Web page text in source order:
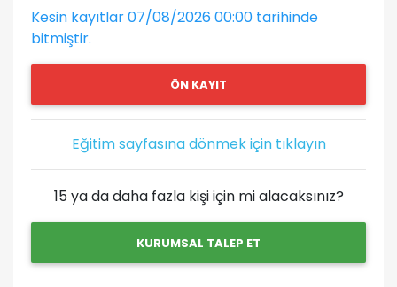
Kesin kayıtlar 07/08/2026 00:00 tarihinde
bitmiştir.
ÖN KAYIT
Eğitim sayfasına dönmek için tıklayın
15 ya da daha fazla kişi için mi alacaksınız?
KURUMSAL TALEP ET